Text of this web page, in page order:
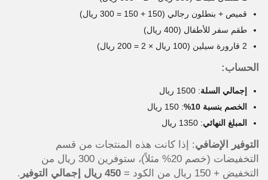
قميص + بنطلون رجالي (150 + 150 = 300 ريال)
طقم سفر للأطفال (400 ريال)
2 قارورة سيلين (100 ريال × 2 = 200 ريال)
الحساب:
إجمالي السلة: 1500 ريال
الخصم بنسبة 10%
: 150 ريال
المبلغ النهائي: 1350 ريال
التوفير الإضافي: إذا كانت هذه المنتجات من قسم
التخفيضات (خصم 20% مثلاً)، ستوفرين 300 ريال من
التخفيض + 150 ريال من الكود =
450 ريال إجمالي التوفير .